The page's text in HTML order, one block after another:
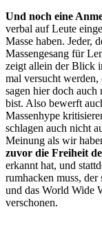
Und noch eine
verbal auf Leute
Masse haben. Jeder,
Massengesang für
zeigt allein der Blick
mal versucht werden,
sagen hier doch
bist. Also bewerft
Massenhype
schlagen auch nicht
Meinung als wir
zuvor die Freiheit
erkannt hat, und
rumhacken muss,
und das World Wide
verschonen.